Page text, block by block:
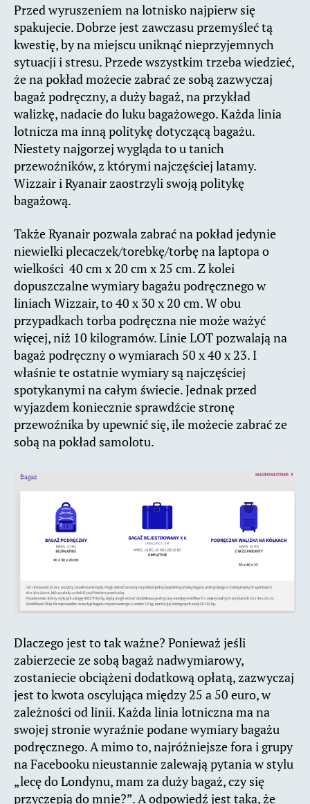
Przed wyruszeniem na lotnisko najpierw się
spakujecie. Dobrze jest zawczasu przemyśleć tą
kwestię, by na miejscu uniknąć nieprzyjemnych
sytuacji i stresu. Przede wszystkim trzeba wiedzieć,
że na pokład możecie zabrać ze sobą zazwyczaj
bagaż podręczny, a duży bagaż, na przykład
walizkę, nadacie do luku bagażowego. Każda linia
lotnicza ma inną politykę dotyczącą bagażu.
Niestety najgorzej wygląda to u tanich
przewoźników, z którymi najczęściej latamy.
Wizzair i Ryanair zaostrzyli swoją politykę
bagażową.
Także Ryanair pozwala zabrać na pokład jedynie
niewielki plecaczek/torebkę/torbę na laptopa o
wielkości 40 cm x 20 cm x 25 cm. Z kolei
dopuszczalne wymiary bagażu podręcznego w
liniach Wizzair, to 40 x 30 x 20 cm. W obu
przypadkach torba podręczna nie może ważyć
więcej, niż 10 kilogramów. Linie LOT pozwalają na
bagaż podręczny o wymiarach 50 x 40 x 23. I
właśnie te ostatnie wymiary są najczęściej
spotykanymi na całym świecie. Jednak przed
wyjazdem koniecznie sprawdźcie stronę
przewoźnika by upewnić się, ile możecie zabrać ze
sobą na pokład samolotu.
Dlaczego jest to tak ważne? Ponieważ jeśli
zabierzecie ze sobą bagaż nadwymiarowy,
zostaniecie obciążeni dodatkową opłatą, zazwyczaj
jest to kwota oscylująca między 25 a 50 euro, w
zależności od linii. Każda linia lotniczna ma na
swojej stronie wyraźnie podane wymiary bagażu
podręcznego. A mimo to, najróżniejsze fora i grupy
na Facebooku nieustannie zalewają pytania w stylu
„lecę do Londynu, mam za duży bagaż, czy się
przyczepią do mnie?”. A odpowiedź jest taka, że